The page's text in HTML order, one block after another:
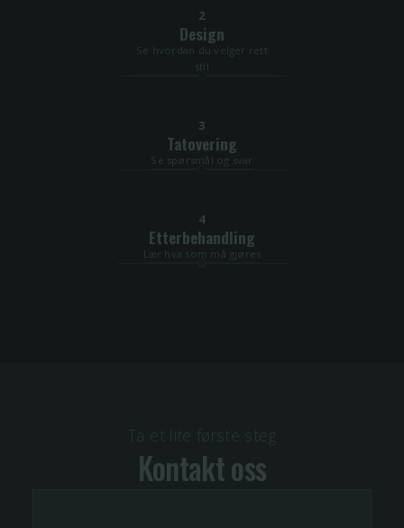
2
Design
Se hvordan du velger rett
stil
3
Tatovering
Se spørsmål og svar
4
Etterbehandling
Lær hva som må gjøres
Kontakt oss